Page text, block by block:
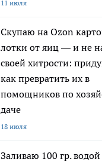
11 июля
Скупаю на Ozon
лотки от яиц — и не
своей хитрости:
как превратить их в
помощников по
даче
18 июля
Заливаю 100 гр.